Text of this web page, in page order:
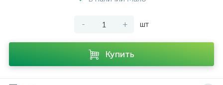
- + шт
Купить